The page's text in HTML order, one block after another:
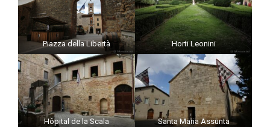
Piazza della Libertà Horti Leonini
Hôpital de la Scala Santa Maria Assunta